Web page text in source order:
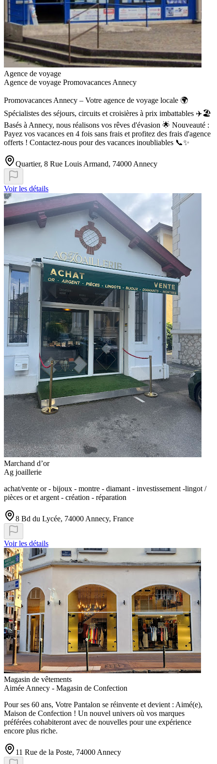
Agence de voyage
Agence de voyage Promovacances Annecy
Promovacances Annecy – Votre agence de voyage locale 🌍
Spécialistes des séjours, circuits et croisières à prix imbattables ✈️🏖️
Basés à Annecy, nous réalisons vos rêves d'évasion 🌟 Nouveauté :
Payez vos vacances en 4 fois sans frais et profitez des frais d'agence
offerts ! Contactez-nous pour des vacances inoubliables 📞✨
Quartier, 8 Rue Louis Armand, 74000 Annecy
Voir les détails
Marchand d’or
Ag joaillerie
achat/vente or - bijoux - montre - diamant - investissement -lingot /
pièces or et argent - création - réparation
8 Bd du Lycée, 74000 Annecy, France
Voir les détails
Magasin de vêtements
Aimée Annecy - Magasin de Confection
Pour ses 60 ans, Votre Pantalon se réinvente et devient : Aimé(e),
Maison de Confection ! Un nouvel univers où vos marques
préférées cohabiteront avec de nouvelles pour une expérience
encore plus riche.
11 Rue de la Poste, 74000 Annecy